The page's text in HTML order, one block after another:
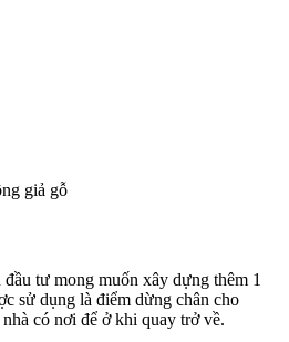
giả gỗ
tư mong muốn xây dựng thêm 1
sử dụng là điểm dừng chân cho
có nơi để ở khi quay trở về.